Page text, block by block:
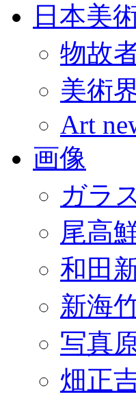
日本美
物故
美術
Art
画像
ガラ
尾高
和田
新海
写真
畑正